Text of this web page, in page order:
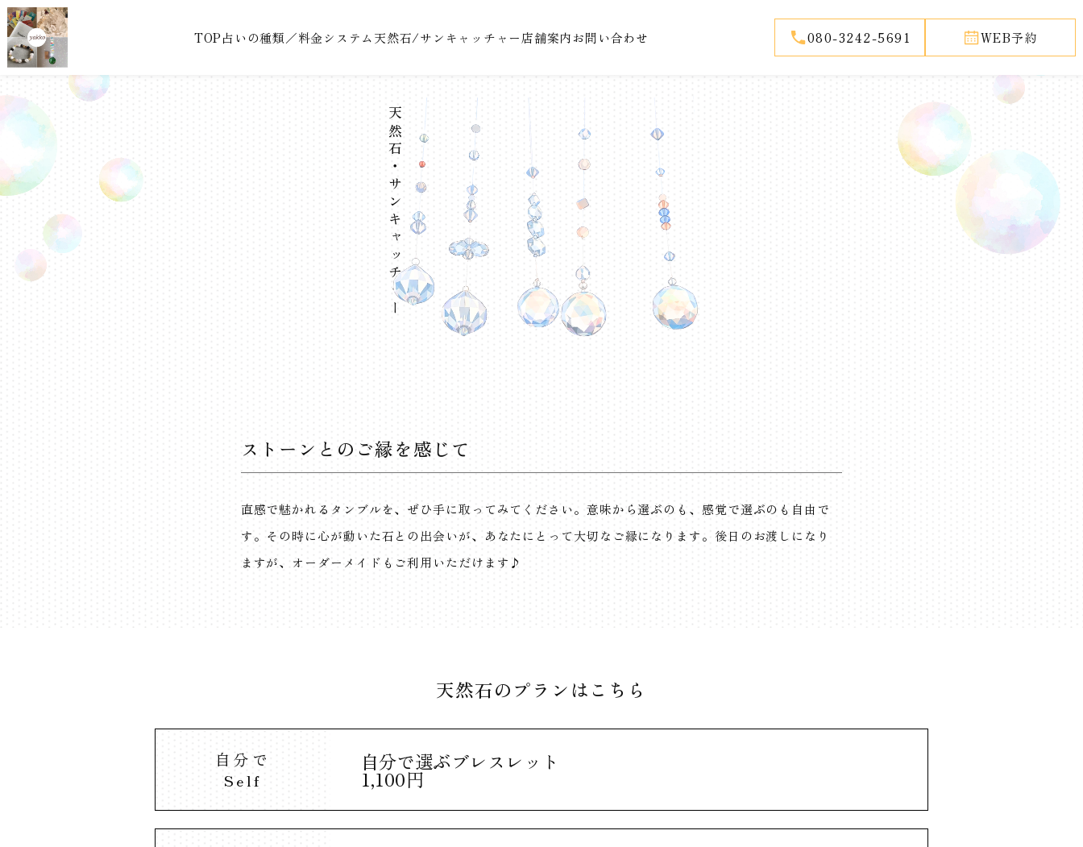
TOP占いの種類／料金システム天然石/サンキャッチャー店舗案内お問い合わせ 080-3242-5691 WEB予約
天然石・サンキャッチャー
ストーンとのご縁を感じて
直感で魅かれるタンブルを、ぜひ手に取ってみてください。意味から選ぶのも、感覚で選ぶのも自由で
す。その時に心が動いた石との出会いが、あなたにとって大切なご縁になります。後日のお渡しになり
ますが、オーダーメイドもご利用いただけます♪
天然石のプランはこちら
自分で
Self
自分で選ぶブレスレット
1,100円